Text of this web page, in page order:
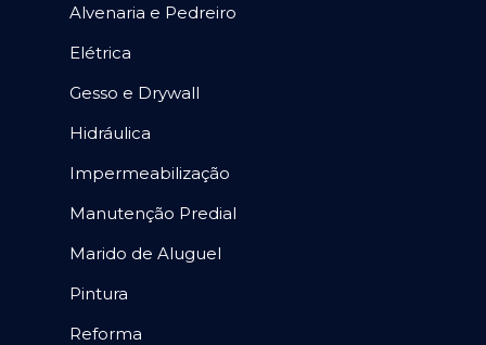
Alvenaria e Pedreiro
Elétrica
Gesso e Drywall
Hidráulica
Impermeabilização
Manutenção Predial
Marido de Aluguel
Pintura
Reforma